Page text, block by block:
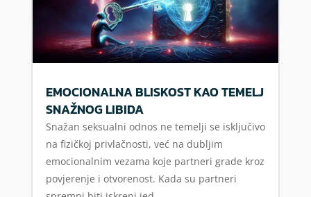
EMOCIONALNA BLISKOST KAO TEMELJ
SNAŽNOG LIBIDA
Snažan seksualni odnos ne temelji se isključivo
na fizičkoj privlačnosti, već na dubljim
emocionalnim vezama koje partneri grade kroz
povjerenje i otvorenost. Kada su partneri